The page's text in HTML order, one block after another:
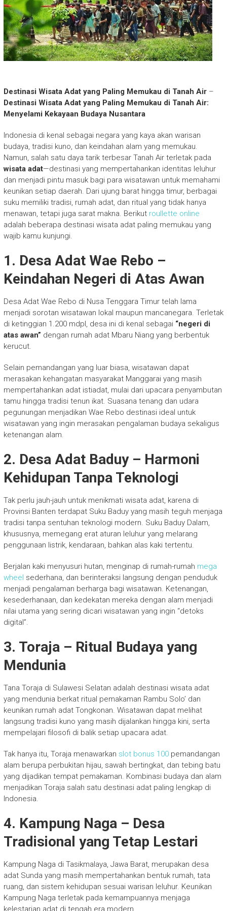
Destinasi Wisata Adat yang Paling Memukau di Tanah Air–
Destinasi Wisata Adat yang Paling Memukau di Tanah Air:
Menyelami Kekayaan Budaya Nusantara
Indonesia di kenal sebagai negara yang kaya akan warisan
budaya, tradisi kuno, dan keindahan alam yang memukau.
Namun, salah satu daya tarik terbesar Tanah Air terletak pada
wisata adat—destinasi yang mempertahankan identitas leluhur
dan menjadi pintu masuk bagi para wisatawan untuk memahami
keunikan setiap daerah. Dari ujung barat hingga timur, berbagai
suku memiliki tradisi, rumah adat, dan ritual yang tidak hanya
menawan, tetapi juga sarat makna. Berikut roullette online
adalah beberapa destinasi wisata adat paling memukau yang
wajib kamu kunjungi.
1. Desa Adat Wae Rebo –
Keindahan Negeri di Atas Awan
Desa Adat Wae Rebo di Nusa Tenggara Timur telah lama
menjadi sorotan wisatawan lokal maupun mancanegara. Terletak
di ketinggian 1.200 mdpl, desa ini di kenal sebagai “negeri di
atas awan” dengan rumah adat Mbaru Niang yang berbentuk
kerucut.
Selain pemandangan yang luar biasa, wisatawan dapat
merasakan kehangatan masyarakat Manggarai yang masih
mempertahankan adat istiadat, mulai dari upacara penyambutan
tamu hingga tradisi tenun ikat. Suasana tenang dan udara
pegunungan menjadikan Wae Rebo destinasi ideal untuk
wisatawan yang ingin merasakan pengalaman budaya sekaligus
ketenangan alam.
2. Desa Adat Baduy – Harmoni
Kehidupan Tanpa Teknologi
Tak perlu jauh-jauh untuk menikmati wisata adat, karena di
Provinsi Banten terdapat Suku Baduy yang masih teguh menjaga
tradisi tanpa sentuhan teknologi modern. Suku Baduy Dalam,
khususnya, memegang erat aturan leluhur yang melarang
penggunaan listrik, kendaraan, bahkan alas kaki tertentu.
Berjalan kaki menyusuri hutan, menginap di rumah-rumah mega
wheel sederhana, dan berinteraksi langsung dengan penduduk
menjadi pengalaman berharga bagi wisatawan. Ketenangan,
kesederhanaan, dan kedekatan mereka dengan alam menjadi
nilai utama yang sering dicari wisatawan yang ingin “detoks
digital”.
3. Toraja – Ritual Budaya yang
Mendunia
Tana Toraja di Sulawesi Selatan adalah destinasi wisata adat
yang mendunia berkat ritual pemakaman Rambu Solo’ dan
keunikan rumah adat Tongkonan. Wisatawan dapat melihat
langsung tradisi kuno yang masih dijalankan hingga kini, serta
mempelajari filosofi di balik setiap upacara adat.
Tak hanya itu, Toraja menawarkan slot bonus 100pemandangan
alam berupa perbukitan hijau, sawah bertingkat, dan tebing batu
yang dijadikan tempat pemakaman. Kombinasi budaya dan alam
menjadikan Toraja salah satu destinasi adat paling lengkap di
Indonesia.
4. Kampung Naga – Desa
Tradisional yang Tetap Lestari
Kampung Naga di Tasikmalaya, Jawa Barat, merupakan desa
adat Sunda yang masih mempertahankan bentuk rumah, tata
ruang, dan sistem kehidupan sesuai warisan leluhur. Keunikan
Kampung Naga terletak pada kemampuannya menjaga
kelestarian adat di tengah era modern.